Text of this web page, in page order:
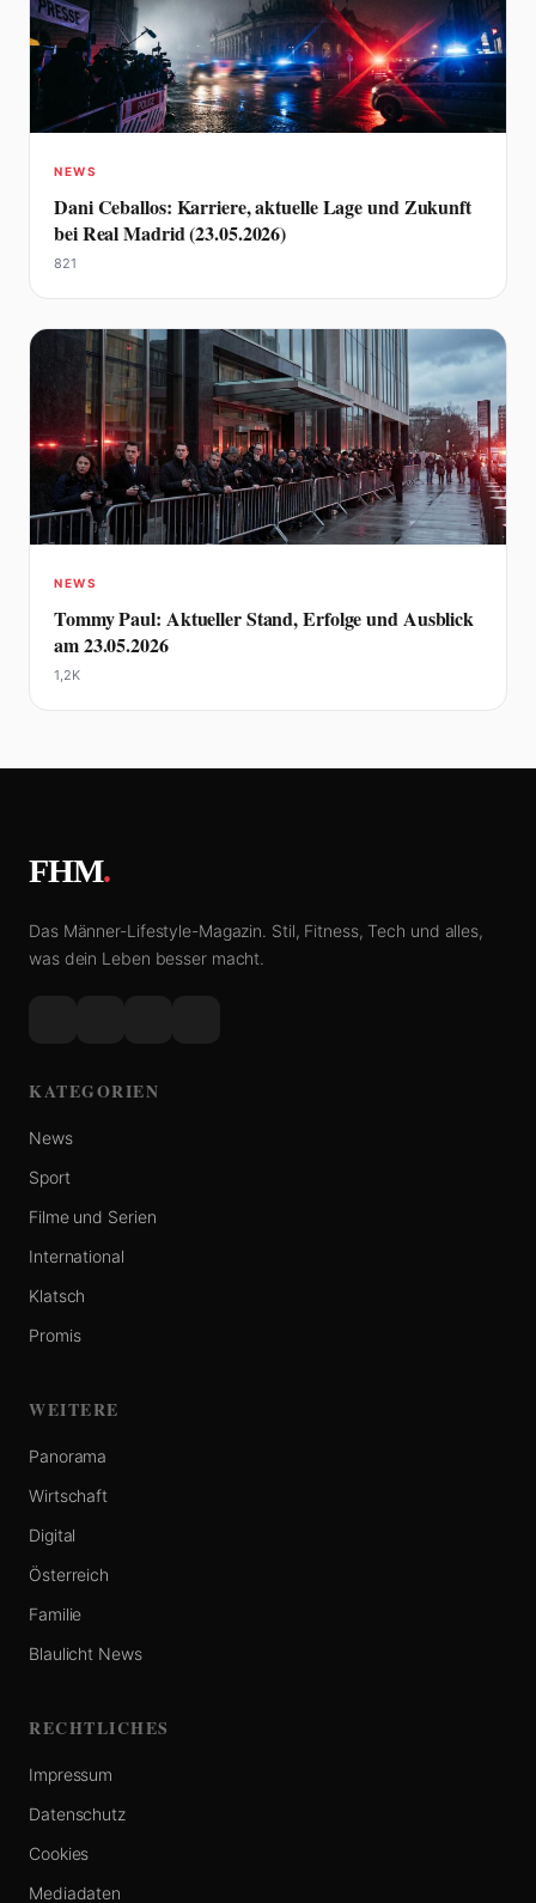
NEWS
Dani Ceballos: Karriere, aktuelle Lage und Zukunft
bei Real Madrid (23.05.2026)
821
NEWS
Tommy Paul: Aktueller Stand, Erfolge und Ausblick
am 23.05.2026
1,2K
FHM.
Das Männer-Lifestyle-Magazin. Stil, Fitness, Tech und alles,
was dein Leben besser macht.
KATEGORIEN
News
Sport
Filme und Serien
International
Klatsch
Promis
WEITERE
Panorama
Wirtschaft
Digital
Österreich
Familie
Blaulicht News
RECHTLICHES
Impressum
Datenschutz
Cookies
Mediadaten